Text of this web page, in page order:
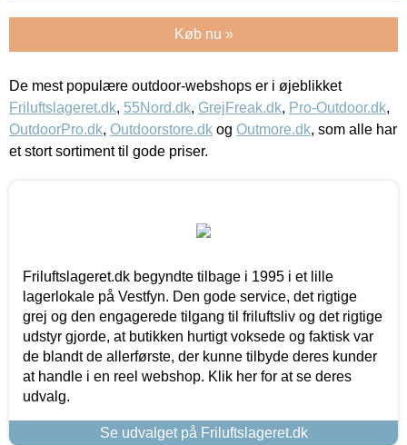
Køb nu »
De mest populære outdoor-webshops er i øjeblikket
Friluftslageret.dk, 55Nord.dk, GrejFreak.dk, Pro-Outdoor.dk,
OutdoorPro.dk, Outdoorstore.dk og Outmore.dk, som alle har
et stort sortiment til gode priser.
Friluftslageret.dk begyndte tilbage i 1995 i et lille
lagerlokale på Vestfyn. Den gode service, det rigtige
grej og den engagerede tilgang til friluftsliv og det rigtige
udstyr gjorde, at butikken hurtigt voksede og faktisk var
de blandt de allerførste, der kunne tilbyde deres kunder
at handle i en reel webshop. Klik her for at se deres
udvalg.
Se udvalget på Friluftslageret.dk